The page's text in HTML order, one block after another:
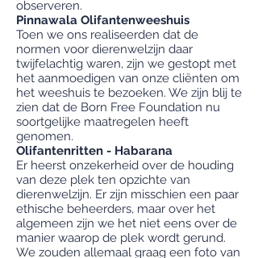
observeren.
Pinnawala Olifantenweeshuis
Toen we ons realiseerden dat de
normen voor dierenwelzijn daar
twijfelachtig waren, zijn we gestopt met
het aanmoedigen van onze cliënten om
het weeshuis te bezoeken. We zijn blij te
zien dat de Born Free Foundation nu
soortgelijke maatregelen heeft
genomen.
Olifantenritten - Habarana
Er heerst onzekerheid over de houding
van deze plek ten opzichte van
dierenwelzijn. Er zijn misschien een paar
ethische beheerders, maar over het
algemeen zijn we het niet eens over de
manier waarop de plek wordt gerund.
We zouden allemaal graag een foto van